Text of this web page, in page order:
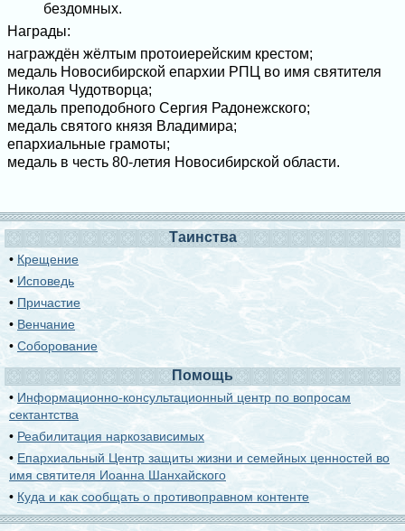
бездомных.
Награды:
награждён жёлтым протоиерейским крестом;
медаль Новосибирской епархии РПЦ во имя святителя
Николая Чудотворца;
медаль преподобного Сергия Радонежского;
медаль святого князя Владимира;
епархиальные грамоты;
медаль в честь 80-летия Новосибирской области.
Таинства
• Крещение
• Исповедь
• Причастие
• Венчание
•Соборование
Помощь
• Информационно-консультационный центр по вопросам
сектантства
• Реабилитация наркозависимых
• Епархиальный Центр защиты жизни и семейных ценностей во
имя святителя Иоанна Шанхайского
• Куда и как сообщать о противоправном контенте